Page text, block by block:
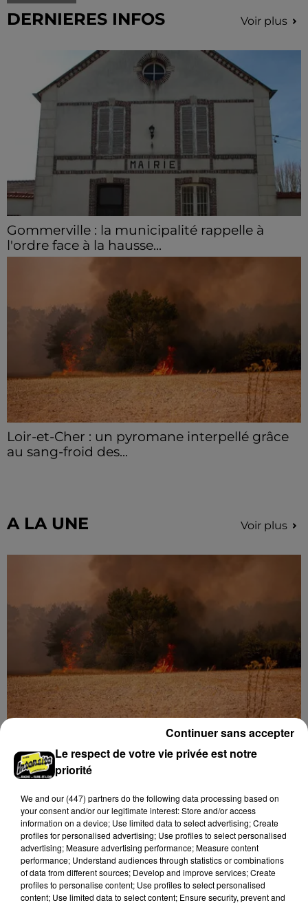
DERNIERES INFOS Voir plus
Gommerville : la municipalité rappelle à
l'ordre face à la hausse...
Incrustation de déchets, déjections sur les sites
hausse des incivilités, la mairie de Gommerville
hausse...
Loir-et-Cher : un pyromane interpellé grâce
au sang-froid des...
Grâce...
A LA UNE Voir plus
Loir-et-Cher : un pyromane interpellé grâce
au sang-froid des...
Samedi 25 juillet, plus d'une dizaine de feux de
champs et de sous-bois ont été déclenchés dans le
secteur de Fontaine-les-Côteaux, Montoire et Lunay.
Grâce...
LE GRAND FORMAT Voir plus
Le respect de votre vie privée est notre
priorité
We and our (447) partnersdo the following data processing based on
your consent and/or our legitimate interest: Store and/or access
information on a device; Use limited data to select advertising; Create
profiles for personalised advertising; Use profiles to select personalised
advertising; Measure advertising performance; Measure content
performance; Understand audiences through statistics or combinations
of data from different sources; Develop and improve services; Create
profiles to personalise content; Use profiles to select personalised
content; Use limited data to select content; Ensure security, prevent and
Continuer sans accepter